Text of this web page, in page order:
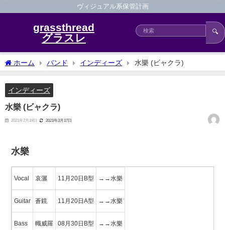
ヴィジュアル系保管計画
grassthread
グラスレ
🔍
ホーム バンド インディーズ 水樂 (ビャクラ)
インディーズ
水樂 (ビャクラ)
2021年2月19日 2021年3月17日
水樂
Vocal 哀灑 11月20日B型 →→水樂
Guitar 蒼鏡 11月20日A型 →→水樂
Bass 幟威羅 08月30日B型 →→水樂